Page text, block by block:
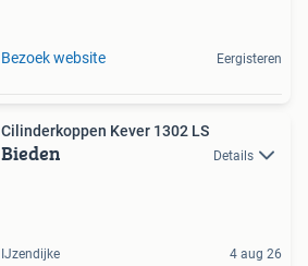
Bezoek website Eergisteren
Cilinderkoppen Kever 1302 LS
Bieden Details
IJzendijke 4 aug 26